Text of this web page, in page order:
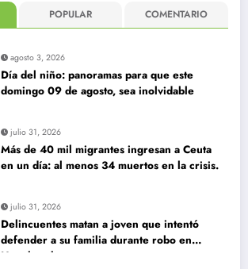
POPULAR COMENTARIO
agosto 3, 2026
Día del niño: panoramas para que este
domingo 09 de agosto, sea inolvidable
julio 31, 2026
Más de 40 mil migrantes ingresan a Ceuta
en un día: al menos 34 muertos en la crisis.
julio 31, 2026
Delincuentes matan a joven que intentó
defender a su familia durante robo en
Huechuraba